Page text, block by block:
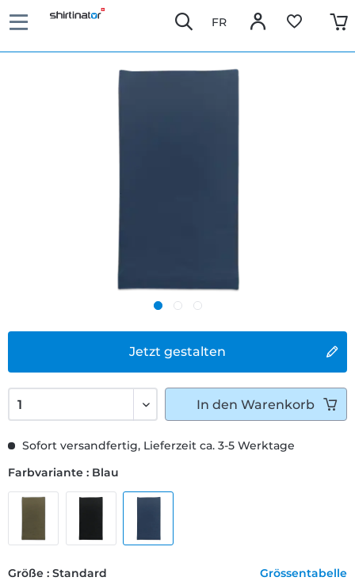
FR
Jetzt gestalten
Sofort versandfertig, Lieferzeit ca. 3-5 Werktage
Farbvariante : Blau
Größe : Standard Grössentabelle
In den Warenkorb